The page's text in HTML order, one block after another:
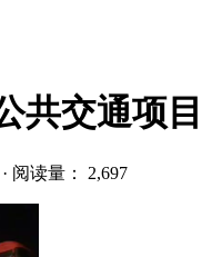
共交通项
· 阅读量： 2,697